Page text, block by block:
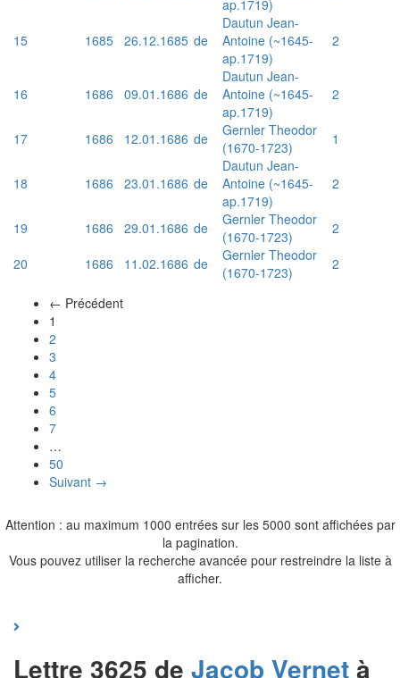
ap.1719)
15 1685 26.12.1685 de
Dautun Jean-
Antoine (~1645-
ap.1719)
2
16 1686 09.01.1686 de
Dautun Jean-
Antoine (~1645-
ap.1719)
2
17 1686 12.01.1686 de
Gernler Theodor
(1670-1723)
1
18 1686 23.01.1686 de
Dautun Jean-
Antoine (~1645-
ap.1719)
2
19 1686 29.01.1686 de
Gernler Theodor
(1670-1723)
2
20
1686 11.02.1686 de
Gernler Theodor
(1670-1723)
2
← Précédent
1
2
3
4
5
6
7
…
50
Suivant →
Attention : au maximum 1000 entrées sur les 5000 sont affichées par
la pagination.
Vous pouvez utiliser la recherche avancée pour restreindre la liste à
afficher.
Lettre 3625 de Jacob Vernetà